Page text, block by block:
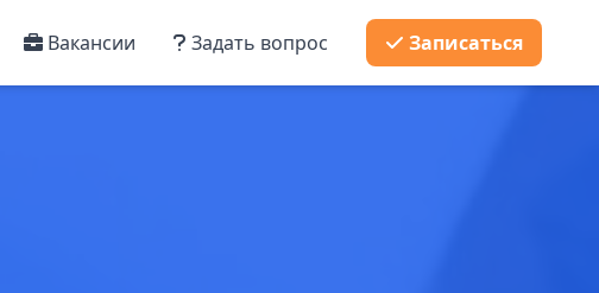
Вакансии Задать вопрос Записаться